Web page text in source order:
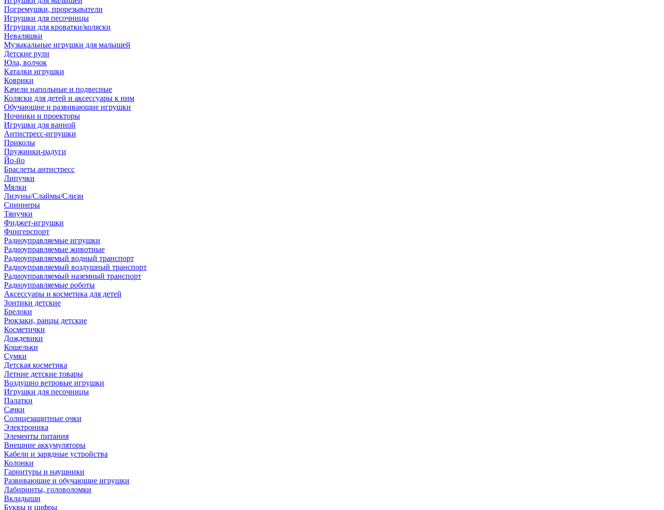
Погремушки, прорезыватели
Игрушки для песочницы
Игрушки для кроватки/коляски
Неваляшки
Музыкальные игрушки для малышей
Детские рули
Юла, волчок
Каталки игрушки
Коврики
Качели напольные и подвесные
Коляски для детей и аксессуары к ним
Обучающие и развивающие игрушки
Ночники и проекторы
Игрушки для ванной
Антистресс-игрушки
Приколы
Пружинки-радуги
Йо-йо
Браслеты антистресс
Липучки
Мялки
Лизуны/Слаймы/Слизи
Спиннеры
Тянучки
Фиджет-игрушки
Фингерспорт
Радиоуправляемые игрушки
Радиоуправляемые животные
Радиоуправляемый водный транспорт
Радиоуправляемый воздушный транспорт
Радиоуправляемый наземный транспорт
Радиоуправляемые роботы
Аксессуары и косметика для детей
Зонтики детские
Брелоки
Рюкзаки, ранцы детские
Косметички
Дождевики
Кошельки
Сумки
Детская косметика
Летние детские товары
Воздушно ветровые игрушки
Игрушки для песочницы
Палатки
Сачки
Солнцезащитные очки
Электроника
Элементы питания
Внешние аккумуляторы
Кабели и зарядные устройства
Колонки
Гарнитуры и наушники
Развивающие и обучающие игрушки
Лабиринты, головоломки
Вкладыши
Буквы и цифры